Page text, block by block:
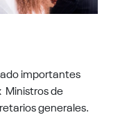
importantes
Ministros de
generales.